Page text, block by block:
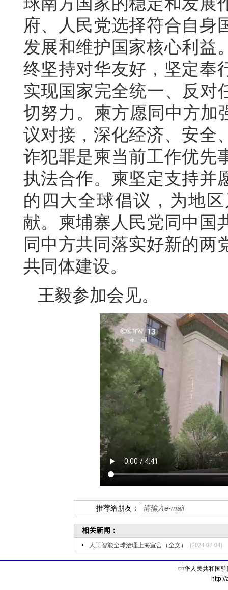
府、人民党选择符合自身
发展和维护国家核心利益
终坚持对华友好，坚定奉
实现国家完全统一、反对
切努力。柬方愿同中方加
议对接，深化经济、安全
诈犯罪是柬当前工作优先
执法合作。柬坚定支持并
的四大全球倡议，为地
献。柬埔寨人民党同中国
同中方共同落实好新的两
共同体建设。
王毅参加会见。
推荐给朋友：
相关新闻：
人工智能全球治理上海宣言（全文） (2024-07-04)
中华人民共和国